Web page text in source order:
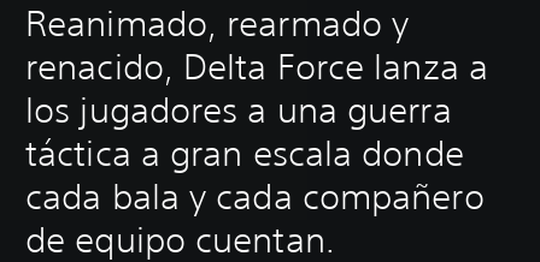
Reanimado, rearmado y
renacido, Delta Force lanza a
los jugadores a una guerra
táctica a gran escala donde
cada bala y cada compañero
de equipo cuentan.